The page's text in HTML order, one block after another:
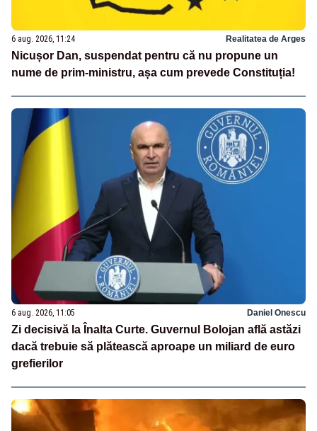
6 aug. 2026, 11:24 Realitatea de Arges
Nicușor Dan, suspendat pentru că nu propune un
nume de prim-ministru, așa cum prevede Constituția!
6 aug. 2026, 11:05 Daniel Onescu
Zi decisivă la Înalta Curte. Guvernul Bolojan află astăzi
dacă trebuie să plătească aproape un miliard de euro
grefierilor